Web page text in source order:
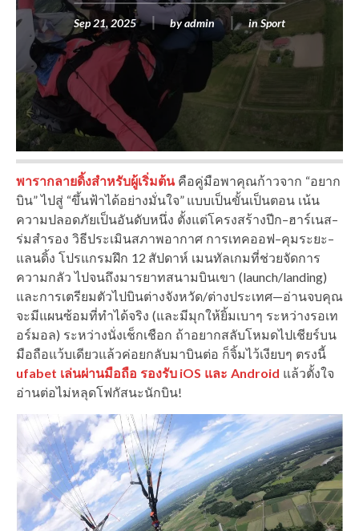
Sep 21, 2025 byadmin inSport
พารากลายดิ้งสำหรับผู้เริ่มต้นคือคู่มือพาคุณก้าวจาก “อยาก
บิน” ไปสู่ “ขึ้นฟ้าได้อย่างมั่นใจ” แบบเป็นขั้นเป็นตอน เน้น
ความปลอดภัยเป็นอันดับหนึ่ง ตั้งแต่โครงสร้างปีก–ฮาร์เนส–
ร่มสำรอง วิธีประเมินสภาพอากาศ การเทคออฟ–คุมระยะ–
แลนดิ้ง โปรแกรมฝึก 12 สัปดาห์ เมนทัลเกมที่ช่วยจัดการ
ความกลัว ไปจนถึงมารยาทสนามบินเขา (launch/landing)
และการเตรียมตัวไปบินต่างจังหวัด/ต่างประเทศ—อ่านจบคุณ
จะมีแผนซ้อมที่ทำได้จริง (และมีมุกให้ยิ้มเบาๆ ระหว่างรอเท
อร์มอล) ระหว่างนั่งเช็กเชือก ถ้าอยากสลับโหมดไปเชียร์บน
มือถือแว้บเดียวแล้วค่อยกลับมาบินต่อ ก็จิ้มไว้เงียบๆ ตรงนี้
ufabet เล่นผ่านมือถือ รองรับ iOS และ Android แล้วตั้งใจ
อ่านต่อไม่หลุดโฟกัสนะนักบิน!